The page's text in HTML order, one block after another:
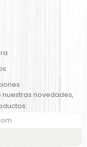
novedades,